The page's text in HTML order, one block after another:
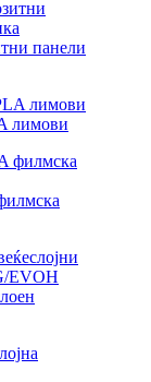
панели
лимови